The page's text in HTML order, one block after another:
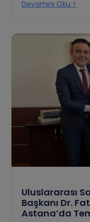
Devamını Oku >
Uluslararası
Başkanı Dr.
Astana’da